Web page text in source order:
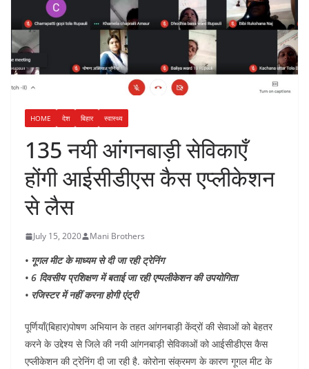
HOME देश बिहार स्वास्थ्य
135 नयी आंगनबाड़ी सेविकाएँ
होंगी आईसीडीएस कैस एप्लीकेशन
से लैस
July 15, 2020 Mani Brothers
• गूगल मीट के माध्यम से दी जा रही ट्रेनिंग
• 6 दिवसीय प्रशिक्षण में बताई जा रही एप्पलीकेशन की उपयोगिता
• रजिस्टर में नहीं करना होगी एंट्री
पूर्णियाँ(बिहार)पोषण अभियान के तहत आंगनबाड़ी केंद्रों की सेवाओं को बेहतर
करने के उद्देश्य से जिले की नयी आंगनबाड़ी सेविकाओं को आईसीडीएस कैस
एप्लीकेशन की ट्रेनिंग दी जा रही है. कोरोना संक्रमण के कारण गूगल मीट के